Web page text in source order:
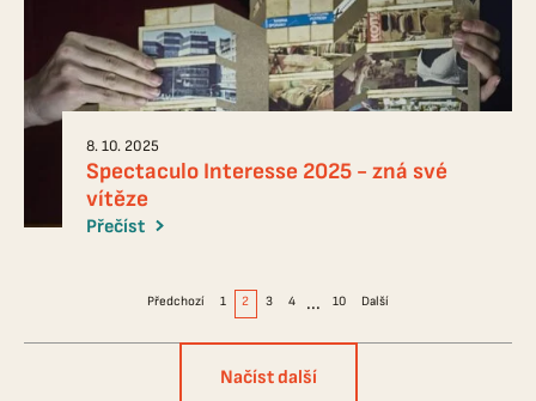
8. 10. 2025
Spectaculo Interesse 2025 - zná své
vítěze
Přečíst
Předchozí 1 2 3 4 ... 10 Další
Načíst další